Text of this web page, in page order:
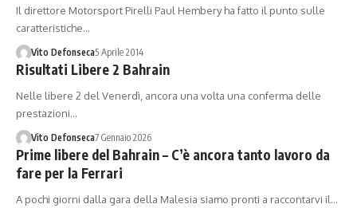
Il direttore Motorsport Pirelli Paul Hembery ha fatto il punto sulle
caratteristiche…
Vito Defonseca5 Aprile 2014
Risultati Libere 2 Bahrain
Nelle libere 2 del Venerdì, ancora una volta una conferma delle
prestazioni…
Vito Defonseca7 Gennaio 2026
Prime libere del Bahrain – C’è ancora tanto lavoro da
fare per la Ferrari
A pochi giorni dalla gara della Malesia siamo pronti a raccontarvi il…